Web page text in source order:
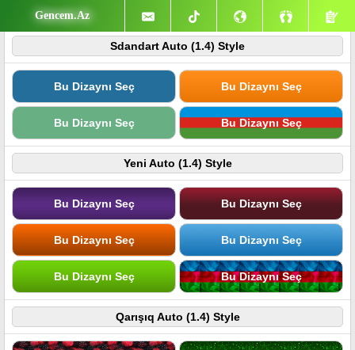
Gencem.Az
Sdandart Auto (1.4) Style
Bu Dizaynı Seç Bu Dizaynı Seç
Bu Dizaynı Seç Bu Dizaynı Seç
Yeni Auto (1.4) Style
Bu Dizaynı Seç Bu Dizaynı Seç
Bu Dizaynı Seç Bu Dizaynı Seç
Bu Dizaynı Seç Bu Dizaynı Seç
Qarışıq Auto (1.4) Style